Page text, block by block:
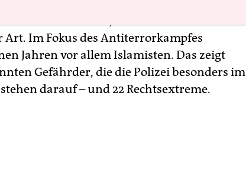
Art. Im Fokus des Antiterrorkampfes
Jahren vor allem Islamisten. Das zeigt
Gefährder, die die Polizei besonders im
darauf – und 22 Rechtsextreme.